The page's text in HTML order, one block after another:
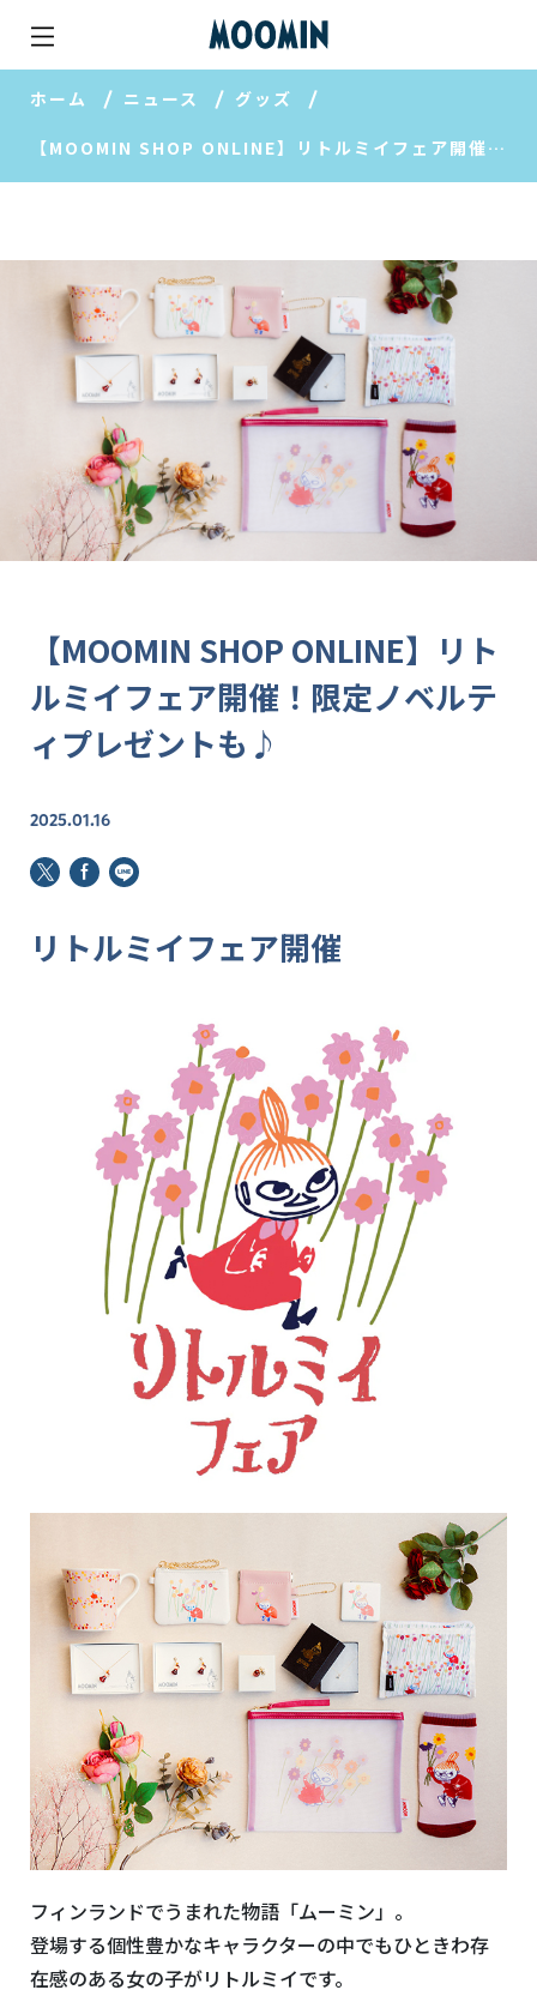
ホーム ニュース グッズ
【MOOMIN SHOP ONLINE】リトルミイフェア開催！限定ノベルティプレゼントも♪
【MOOMIN SHOP ONLINE】リト
ルミイフェア開催！限定ノベルテ
ィプレゼントも♪
2025.01.16
リトルミイフェア開催
フィンランドでうまれた物語「ムーミン」。
登場する個性豊かなキャラクターの中でもひときわ存
在感のある女の子がリトルミイです。